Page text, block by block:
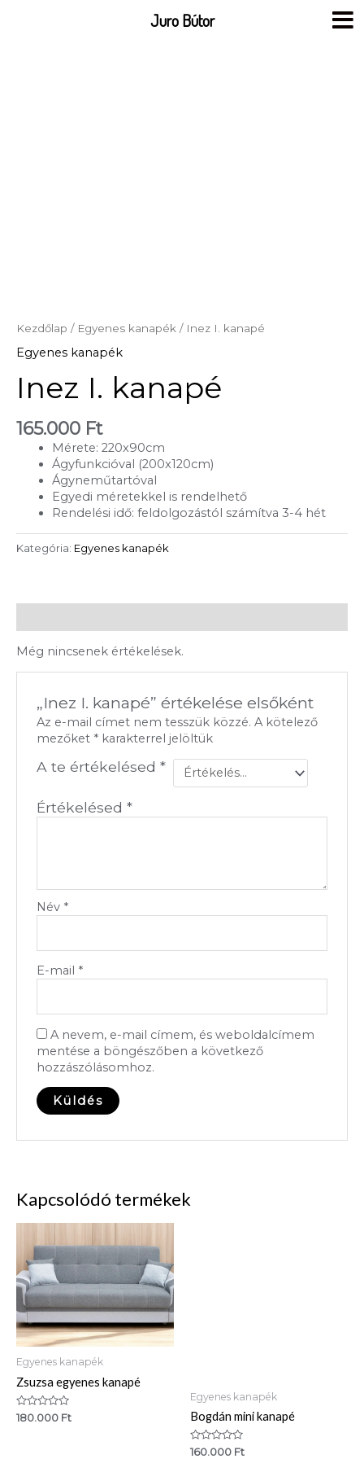
Kezdőlap / Egyenes kanapék / Inez I. kanapé
Egyenes kanapék
Inez I. kanapé
165.000 Ft
Mérete: 220x90cm
Ágyfunkcióval (200x120cm)
Ágyneműtartóval
Egyedi méretekkel is rendelhető
Rendelési idő: feldolgozástól számítva 3-4 hét
Kategória: Egyenes kanapék
Még nincsenek értékelések.
„Inez I. kanapé” értékelése elsőként
Az e-mail címet nem tesszük közzé. A kötelező
mezőket * karakterrel jelöltük
A te értékelésed*
Értékelésed*
Név *
E-mail *
A nevem, e-mail címem, és weboldalcímem
mentése a böngészőben a következő
hozzászólásomhoz.
Kapcsolódó termékek
Egyenes kanapék
Zsuzsa egyenes kanapé
Értékelés:
0
180.000 Ft
Egyenes kanapék
Bogdán mini kanapé
Értékelés:
160.000 Ft
Juro Bútor